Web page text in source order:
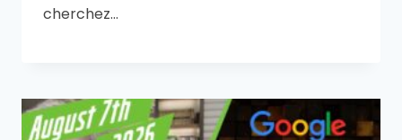
cherchez…